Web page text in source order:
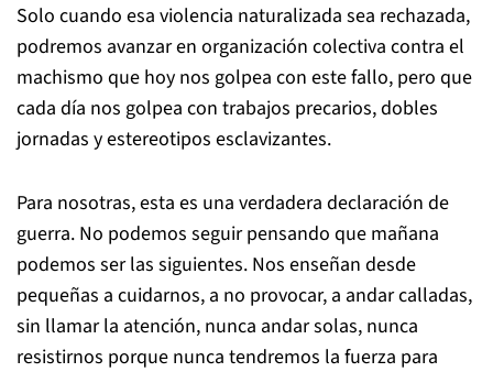
Solo cuando esa violencia naturalizada sea rechazada,
podremos avanzar en organización colectiva contra el
machismo que hoy nos golpea con este fallo, pero que
cada día nos golpea con trabajos precarios, dobles
jornadas y estereotipos esclavizantes.
Para nosotras, esta es una verdadera declaración de
guerra. No podemos seguir pensando que mañana
podemos ser las siguientes. Nos enseñan desde
pequeñas a cuidarnos, a no provocar, a andar calladas,
sin llamar la atención, nunca andar solas, nunca
resistirnos porque nunca tendremos la fuerza para